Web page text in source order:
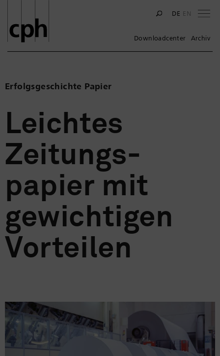
DE EN
Downloadcenter Archiv
Erfolgsgeschichte Papier
Leichtes
Zeitungs­
papier mit
gewichtigen
Vorteilen